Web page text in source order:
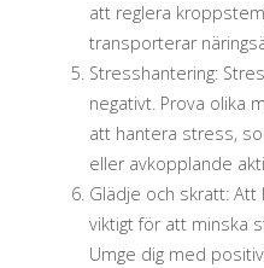
att reglera
transporterar
Stresshantering:
negativt. Prova olika
att hantera stress,
eller avkopplande
Glädje och skratt: Att
viktigt för att minska
Umge dig med